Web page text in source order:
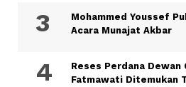
Mohammed Youssef
Acara Munajat Akbar
Reses Perdana Dewan
Fatmawati Ditemukan